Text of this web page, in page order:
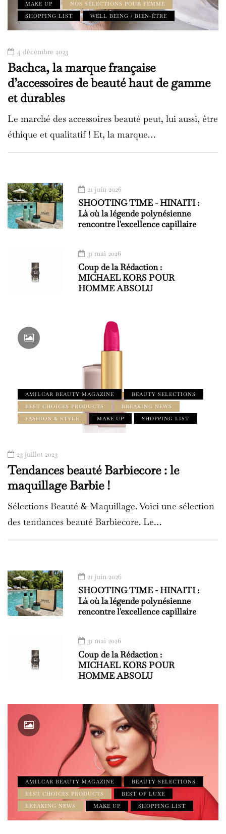
MAKE UP
NOS SÉLECTIONS POUR FEMME
SHOPPING LIST
WELL BEING / BIEN-ÊTRE
4 décembre 2023
Bachca, la marque française
d’accessoires de beauté haut de gamme
et durables
Le marché des accessoires beauté peut, lui aussi, être
éthique et qualitatif ! Et, la marque…
21 juin 2026
SHOOTING TIME - HINAITI :
Là où la légende polynésienne
rencontre l'excellence capillaire
31 mai 2026
Coup de la Rédaction :
MICHAEL KORS POUR
HOMME ABSOLU
AMILCAR BEAUTY MAGAZINE
BEAUTY SELECTIONS
BEST CHOICES PRODUCTS
BREAKING NEWS
FASHION & STYLE
MAKE UP SHOPPING LIST
23 juillet 2023
Tendances beauté Barbiecore : le
maquillage Barbie !
Sélections Beauté & Maquillage. Voici une sélection
des tendances beauté Barbiecore. Le…
21 juin 2026
SHOOTING TIME - HINAITI :
Là où la légende polynésienne
rencontre l'excellence capillaire
31 mai 2026
Coup de la Rédaction :
MICHAEL KORS POUR
HOMME ABSOLU
AMILCAR BEAUTY MAGAZINE
BEAUTY SELECTIONS
BEST CHOICES PRODUCTS
BEST OF LUXE
BREAKING NEWS
MAKE UP SHOPPING LIST